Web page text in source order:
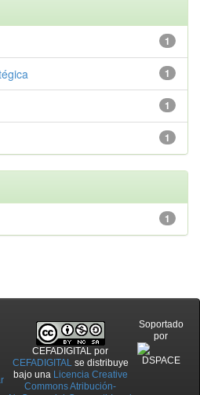
1
1
1
1
1
CEFADIGITAL por
CEFADIGITALse distribuye
bajo una Licencia Creative
Commons Atribución-
Soportado
por